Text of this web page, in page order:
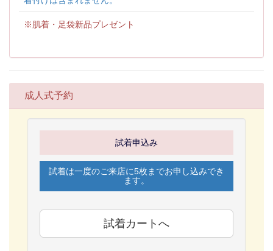
※肌着・足袋新品プレゼント
成人式予約
試着申込み
試着は一度のご来店に5枚までお申し込みでき
ます。